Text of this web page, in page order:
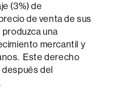
(3%) de
de venta de sus
produzca una
mercantil y
Este derecho
del